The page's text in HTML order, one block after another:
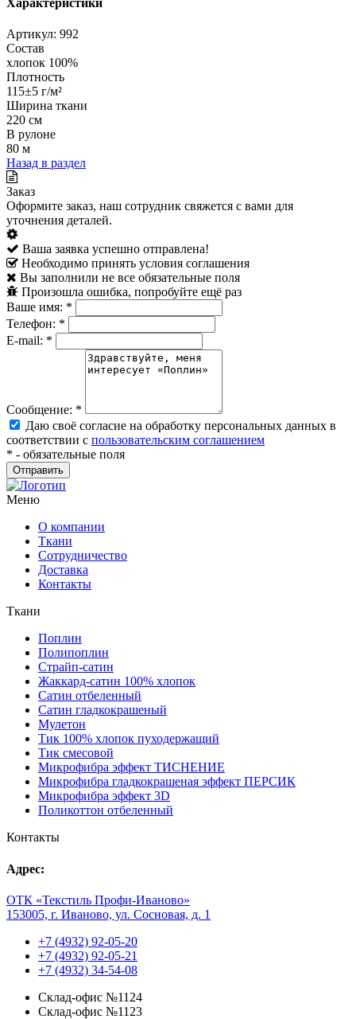
Характеристики
Артикул: 992
Состав
хлопок 100%
Плотность
115±5 г/м²
Ширина ткани
220 см
В рулоне
80 м
Назад в раздел
Заказ
Оформите заказ, наш сотрудник свяжется с вами для
уточнения деталей.
Ваша заявка успешно отправлена!
Необходимо принять условия соглашения
Вы заполнили не все обязательные поля
Произошла ошибка, попробуйте ещё раз
Ваше имя: *
Телефон: *
E-mail: *
Сообщение: *
Даю своё согласие на обработку персональных данных в
соответствии с пользовательским соглашением
* - обязательные поля
Меню
О компании
Ткани
Сотрудничество
Доставка
Контакты
Ткани
Поплин
Полипоплин
Страйп-сатин
Жаккард-сатин 100% хлопок
Сатин отбеленный
Сатин гладкокрашеный
Мулетон
Тик 100% хлопок пуходержащий
Тик смесовой
Микрофибра эффект ТИСНЕНИЕ
Микрофибра гладкокрашеная эффект ПЕРСИК
Микрофибра эффект 3D
Поликоттон отбеленный
Контакты
Адрес:
ОТК «Текстиль Профи-Иваново»
153005, г. Иваново, ул. Сосновая, д. 1
+7 (4932) 92-05-20
+7 (4932) 92-05-21
+7 (4932) 34-54-08
Склад-офис №1124
Склад-офис №1123